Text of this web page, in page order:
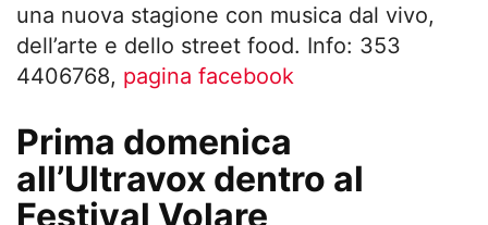
una nuova stagione con musica dal vivo,
dell’arte e dello street food. Info: 353
4406768, pagina facebook
Prima domenica
all’Ultravox dentro al
Festival Volare